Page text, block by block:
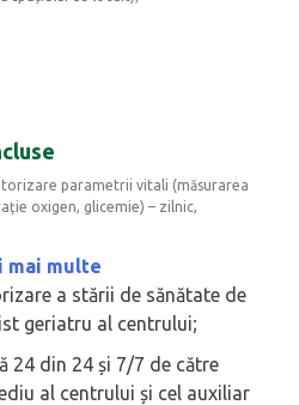
parametrii vitali (măsurarea
oxigen, glicemie) – zilnic,
mai multe
a stării de sănătate de
geriatru al centrului;
24 din 24 și 7/7 de către
al centrului și cel auxiliar